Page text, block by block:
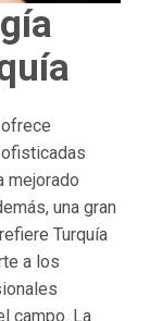
ofrece
mejorado
una gran
Turquía
a los
campo. La